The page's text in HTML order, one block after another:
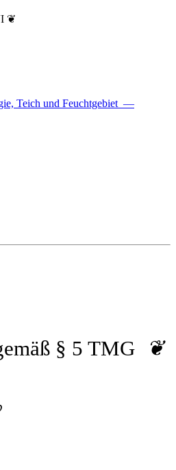
❦
Teich und Feuchtgebiet —
§ 5 TMG